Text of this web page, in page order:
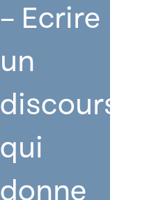
– Ecrire
un
discours
qui
donne